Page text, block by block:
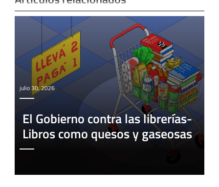
julio 30, 2026
El Gobierno contra las librerías-
Libros como quesos y gaseosas